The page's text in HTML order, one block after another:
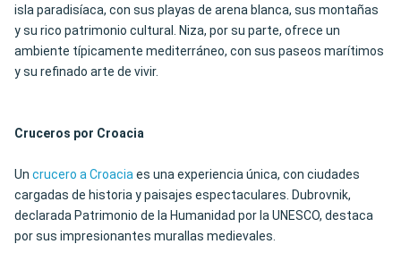
isla paradisíaca, con sus playas de arena blanca, sus montañas
y su rico patrimonio cultural. Niza, por su parte, ofrece un
ambiente típicamente mediterráneo, con sus paseos marítimos
y su refinado arte de vivir.
Cruceros por Croacia
Un crucero a Croaciaes una experiencia única, con ciudades
cargadas de historia y paisajes espectaculares. Dubrovnik,
declarada Patrimonio de la Humanidad por la UNESCO, destaca
por sus impresionantes murallas medievales.